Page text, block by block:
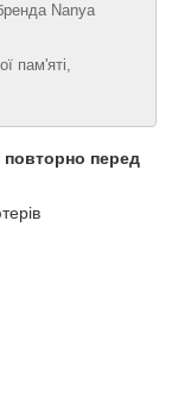
Nanya
пам'яті,
повторно перед